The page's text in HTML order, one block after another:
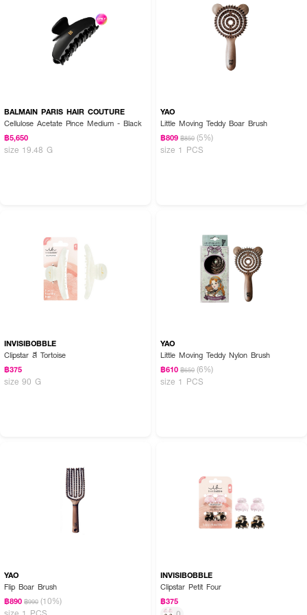
BALMAIN PARIS HAIR COUTURE
Cellulose Acetate Pince Medium - Black
฿5,650
size 19.48 G
YAO
Little Moving Teddy Boar Brush
฿809 ฿850 (5%)
size 1 PCS
INVISIBOBBLE
Clipstar สี Tortoise
฿375
size 90 G
YAO
Little Moving Teddy Nylon Brush
฿610 ฿650 (6%)
size 1 PCS
YAO
Flip Boar Brush
฿890 ฿990 (10%)
size 1 PCS
INVISIBOBBLE
Clipstar Petit Four
฿375